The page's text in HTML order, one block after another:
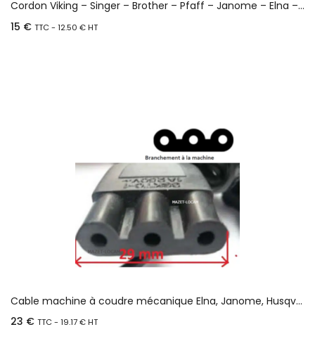
Cordon Viking – Singer – Brother – Pfaff – Janome – Elna – Husqvarna
15 € TTC - 12.50 €HT
Cable machine à coudre mécanique Elna, Janome, Husqvarna, Babylock…
23 € TTC - 19.17€HT